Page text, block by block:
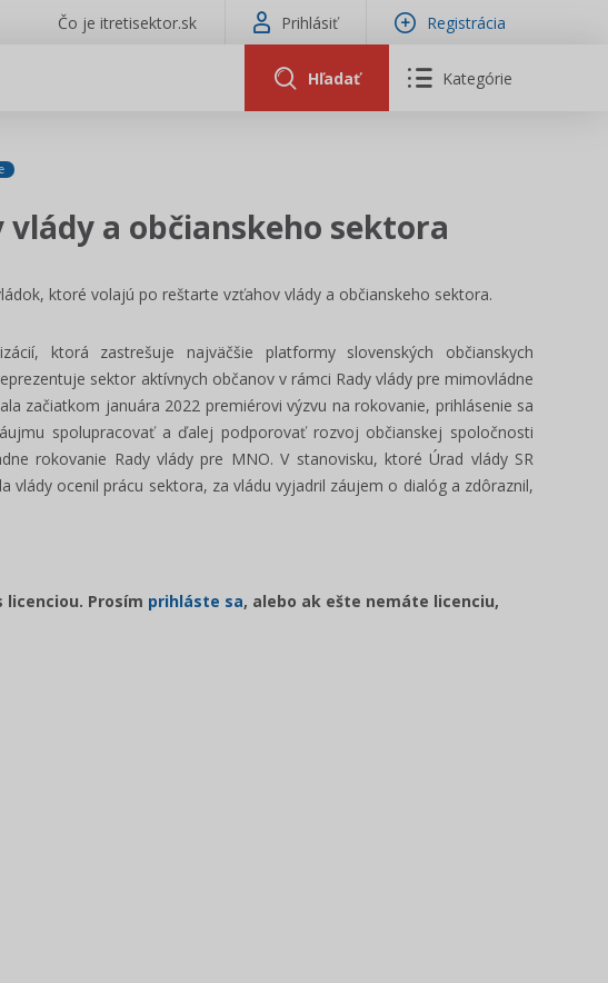
Čo je itretisektor.sk Prihlásiť Registrácia
Hľadať Kategórie
a občianskeho sektora
ktoré volajú po reštarte vzťahov vlády a občianskeho sektora.
ktorá zastrešuje najväčšie platformy slovenských občianskych
sektor aktívnych občanov v rámci Rady vlády pre mimovládne
začiatkom januára 2022 premiérovi výzvu na rokovanie, prihlásenie sa
spolupracovať a ďalej podporovať rozvoj občianskej spoločnosti
rokovanie Rady vlády pre MNO. V stanovisku, ktoré Úrad vlády SR
vlády ocenil prácu sektora, za vládu vyjadril záujem o dialóg a zdôraznil,
licenciou. Prosím prihláste sa, alebo ak ešte nemáte licenciu,